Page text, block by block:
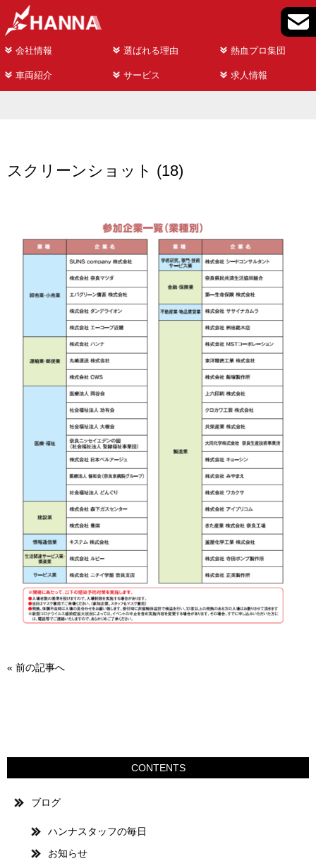
会社情報 選ばれる理由 熱血プロ集団
車両紹介 サービス 求人情報
スクリーンショット (18)
« 前の記事へ
CONTENTS
ブログ
ハンナスタッフの毎日
お知らせ